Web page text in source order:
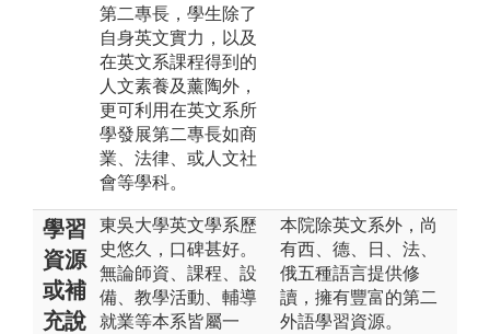
第二專長，學生除了
自身英文實力，以及
在英文系課程得到的
人文素養及薰陶外，
更可利用在英文系所
學發展第二專長如商
業、法律、或人文社
會等學科。
學習
資源
或補
充說
東吳大學英文學系歷
史悠久，口碑甚好。
無論師資、課程、設
備、教學活動、輔導
就業等本系皆屬一
本院除英文系外，尚
有西、德、日、法、
俄五種語言提供修
讀，擁有豐富的第二
外語學習資源。